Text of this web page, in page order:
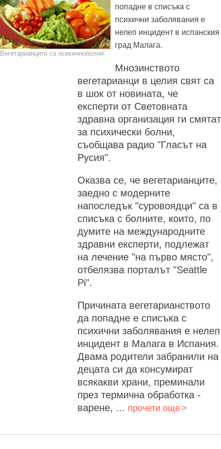
Вегетарианците са психичноболни
попадне в списъка с
психични заболявания е
нелеп инцидент в испанския
град Малага.
Мнозинството
вегетарианци в целия свят са
в шок от новината, че
експерти от Световната
здравна организация ги смятат
за психически болни,
съобщава радио "Гласът на
Русия".
Оказва се, че вегетарианците,
заедно с модерните
напоследък "суровоядци" са в
списъка с болните, които, по
думите на международните
здравни експерти, подлежат
на лечение "на първо място",
отбелязва порталът "Seattle
Pi".
Причината вегетарианството
да попадне е списъка с
психични заболявания е нелеп
инцидент в Малага в Испания.
Двама родители забранили на
децата си да консумират
всякакви храни, преминали
през термична обработка -
варене, ... прочети още